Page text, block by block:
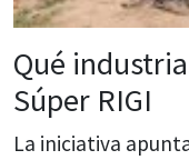
Qué
Súper RIGI
La iniciativa